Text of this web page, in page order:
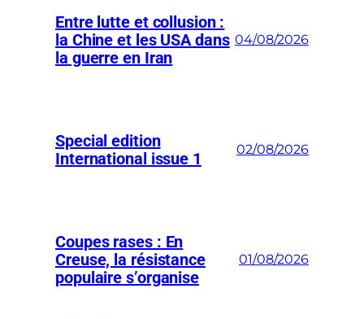
Entre lutte et collusion :
la Chine et les USA dans
la guerre en Iran
04/08/2026
Special edition
International issue 1
02/08/2026
Coupes rases : En
Creuse, la résistance
populaire s’organise
01/08/2026